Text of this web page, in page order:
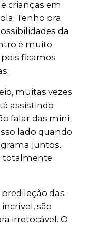
crianças em
Tenho pra
da
é muito
ficamos
muitas vezes
assistindo
falar das mini-
lado quando
juntos.
totalmente
das
são
irretocável. O